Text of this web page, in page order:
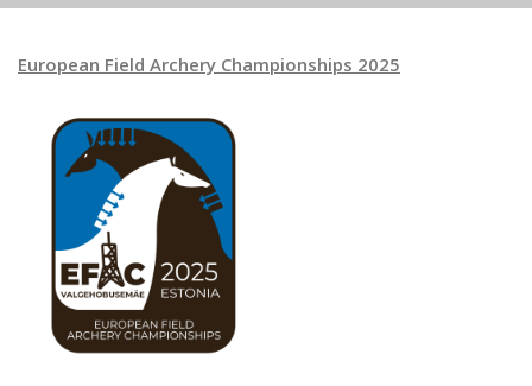
European Field Archery Championships 2025